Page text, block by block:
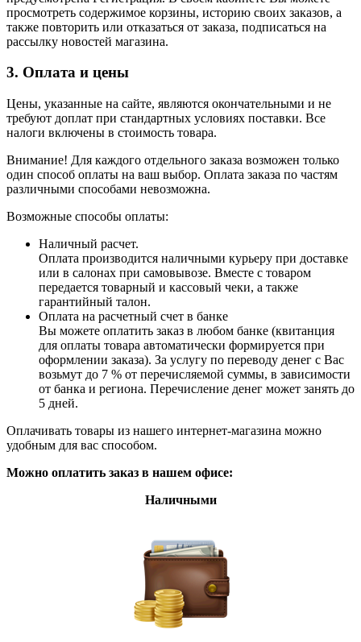
просмотреть содержимое корзины, историю своих заказов, а
также повторить или отказаться от заказа, подписаться на
рассылку новостей магазина.
3. Оплата и цены
Цены, указанные на сайте, являются окончательными и не
требуют доплат при стандартных условиях поставки. Все
налоги включены в стоимость товара.
Внимание! Для каждого отдельного заказа возможен только
один способ оплаты на ваш выбор. Оплата заказа по частям
различными способами невозможна.
Возможные способы оплаты:
Наличный расчет.
Оплата производится наличными курьеру при доставке
или в салонах при самовывозе. Вместе с товаром
передается товарный и кассовый чеки, а также
гарантийный талон.
Оплата на расчетный счет в банке
Вы можете оплатить заказ в любом банке (квитанция
для оплаты товара автоматически формируется при
оформлении заказа). За услугу по переводу денег с Вас
возьмут до 7 % от перечисляемой суммы, в зависимости
от банка и региона. Перечисление денег может занять до
5 дней.
Оплачивать товары из нашего интернет-магазина можно
удобным для вас способом.
Можно оплатить заказ в нашем офисе:
Наличными